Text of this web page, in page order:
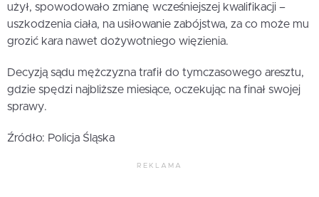
użył, spowodowało zmianę wcześniejszej kwalifikacji –
uszkodzenia ciała, na usiłowanie zabójstwa, za co może mu
grozić kara nawet dożywotniego więzienia.
Decyzją sądu mężczyzna trafił do tymczasowego aresztu,
gdzie spędzi najbliższe miesiące, oczekując na finał swojej
sprawy.
Źródło: Policja Śląska
REKLAMA